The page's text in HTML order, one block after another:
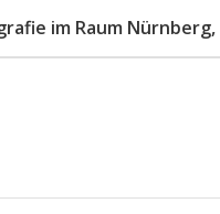
im Raum Nürnberg,